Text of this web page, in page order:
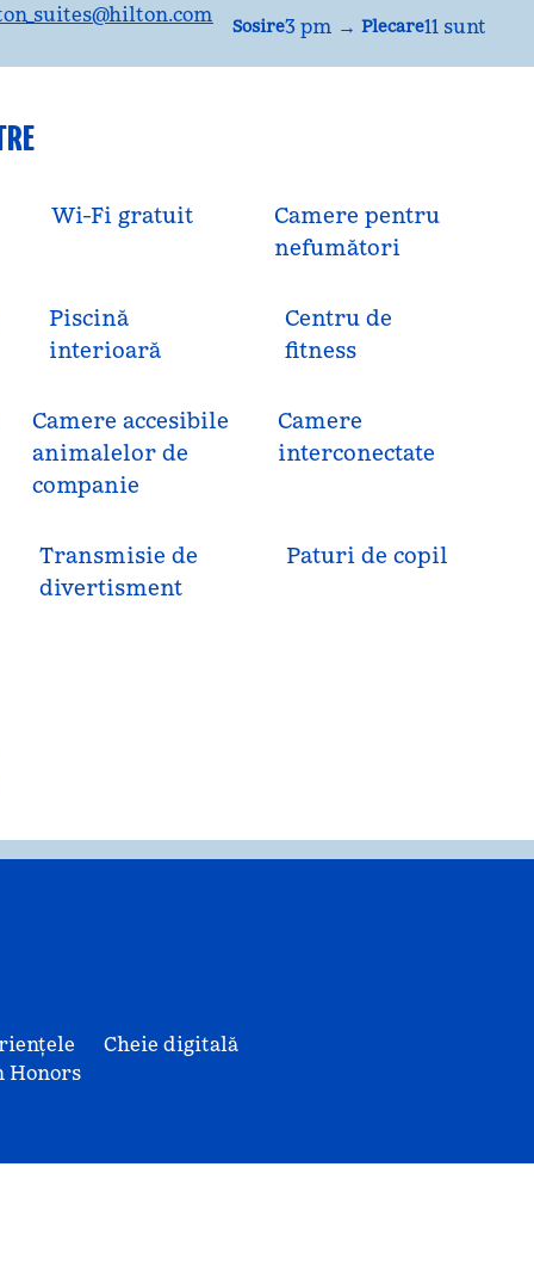
@hilton.com Sosire3 pm → Plecare11 sunt
Wi-Fi gratuit
Camere pentru
nefumători
Piscină
interioară
Centru de
fitness
Camere accesibile
animalelor de
companie
Camere
interconectate
Transmisie de
divertisment
Paturi de copil
Honors
Cheie digitală